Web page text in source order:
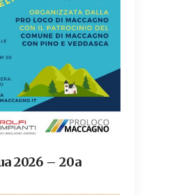
2026 – 20a